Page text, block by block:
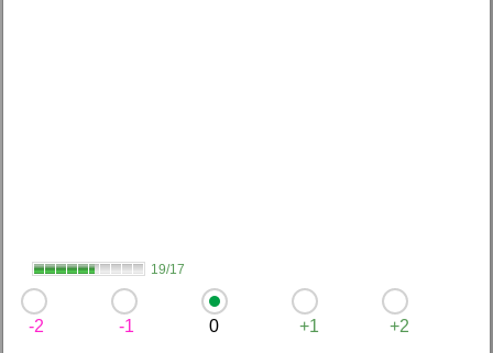
19/17
-2 -1 0 +1 +2